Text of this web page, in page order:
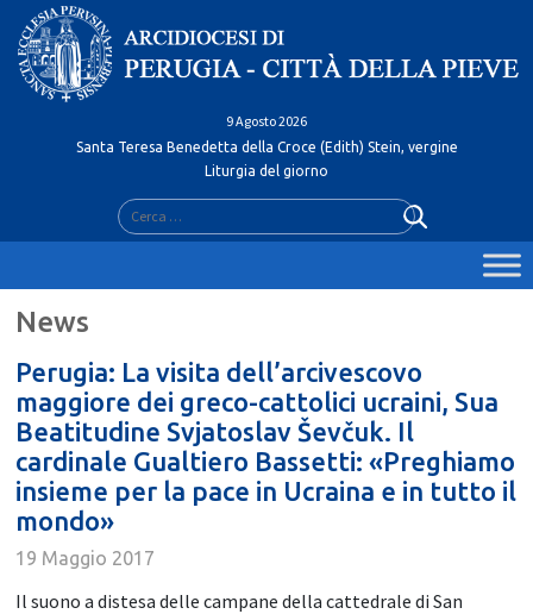
Skip
content
9 Agosto 2026
Santa Teresa Benedetta della Croce (Edith) Stein, vergine
Liturgia del giorno
Ricerca
per:
Perugia: La visita dell’arcivescovo
maggiore dei greco-cattolici ucraini, Sua
Beatitudine Svjatoslav Ševčuk. Il
cardinale Gualtiero Bassetti: «Preghiamo
insieme per la pace in Ucraina e in tutto il
mondo»
19 Maggio 2017
Il suono a distesa delle campane della cattedrale di San